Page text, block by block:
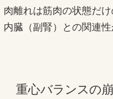
肉離れは筋肉の状態だ
内臓（副腎）との関連性
重心バランスの